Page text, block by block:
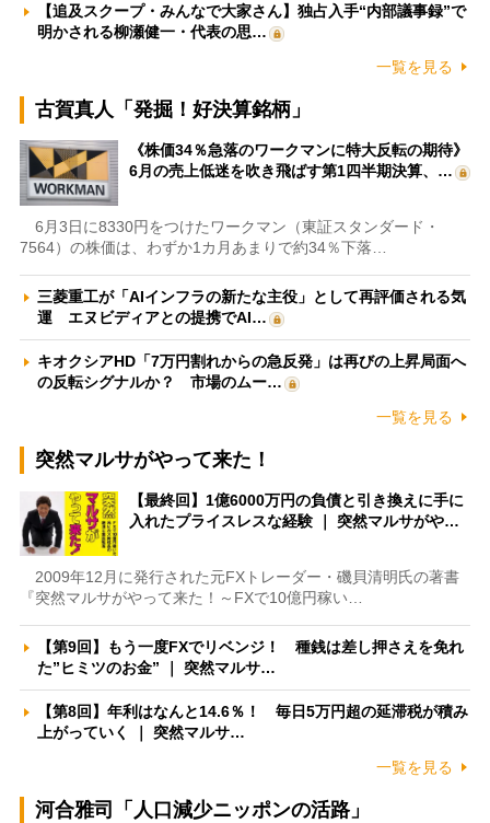
【追及スクープ・みんなで大家さん】独占入手“内部議事録”で
明かされる柳瀬健一・代表の思…
一覧を見る
古賀真人「発掘！好決算銘柄」
《株価34％急落のワークマンに特大反転の期待》
6月の売上低迷を吹き飛ばす第1四半期決算、…
6月3日に8330円をつけたワークマン（東証スタンダード・
7564）の株価は、わずか1カ月あまりで約34％下落…
三菱重工が「AIインフラの新たな主役」として再評価される気
運 エヌビディアとの提携でAI…
キオクシアHD「7万円割れからの急反発」は再びの上昇局面へ
の反転シグナルか？ 市場のムー…
一覧を見る
突然マルサがやって来た！
【最終回】1億6000万円の負債と引き換えに手に
入れたプライスレスな経験 ｜ 突然マルサがや…
2009年12月に発行された元FXトレーダー・磯貝清明氏の著書
『突然マルサがやって来た！～FXで10億円稼い…
【第9回】もう一度FXでリベンジ！ 種銭は差し押さえを免れ
た”ヒミツのお金” ｜ 突然マルサ…
【第8回】年利はなんと14.6％！ 毎日5万円超の延滞税が積み
上がっていく ｜ 突然マルサ…
一覧を見る
河合雅司「人口減少ニッポンの活路」